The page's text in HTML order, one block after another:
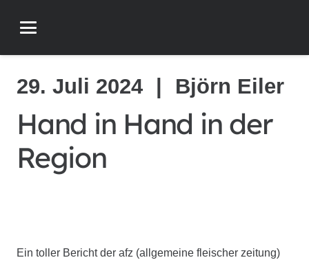
29. Juli 2024 Björn Eiler
Hand in Hand in der
Region
Ein toller Bericht der afz (allgemeine fleischer zeitung)